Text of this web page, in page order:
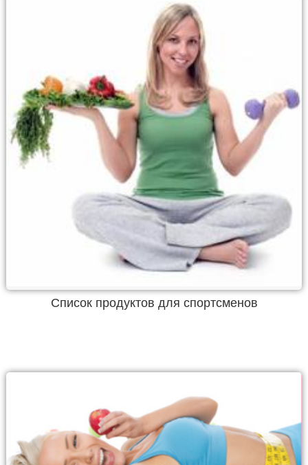
Список продуктов для спортсменов